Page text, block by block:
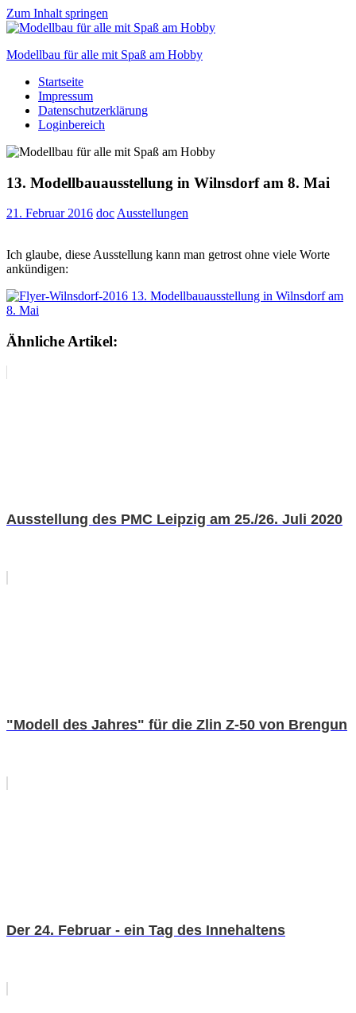
Zum Inhalt springen
Modellbau für alle mit Spaß am Hobby
Scale
modelling
to
Startseite
Impressum
Datenschutzerklärung
Loginbereich
13. Modellbauausstellung in Wilnsdorf am 8. Mai
21. Februar 2016 docAusstellungen
Ich glaube, diese Ausstellung kann man getrost ohne viele Worte
ankündigen:
Ähnliche Artikel:
Ausstellung des PMC Leipzig am 25./26. Juli 2020
"Modell des Jahres" für die Zlin Z-50 von Brengun
Der 24. Februar - ein Tag des Innehaltens